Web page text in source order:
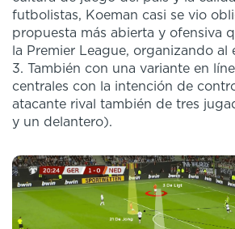
futbolistas, Koeman casi se vio
propuesta más abierta y ofensiva
la Premier League, organizando
3. También con una variante en
centrales con la intención de
atacante rival también de tres
y un delantero).